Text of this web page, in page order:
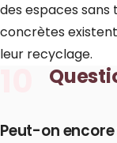
des espaces
concrètes
leur recyclage.
Peut-on